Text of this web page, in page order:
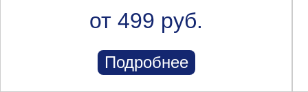
от 499 руб.
Подробнее